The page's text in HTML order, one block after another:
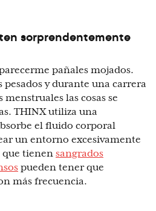
sorprendentemente
pañales mojados.
pesados y durante una carrera
menstruales las cosas se
THINX utiliza una
el fluido corporal
un entorno excesivamente
que tienen sangrados
pueden tener que
más frecuencia.